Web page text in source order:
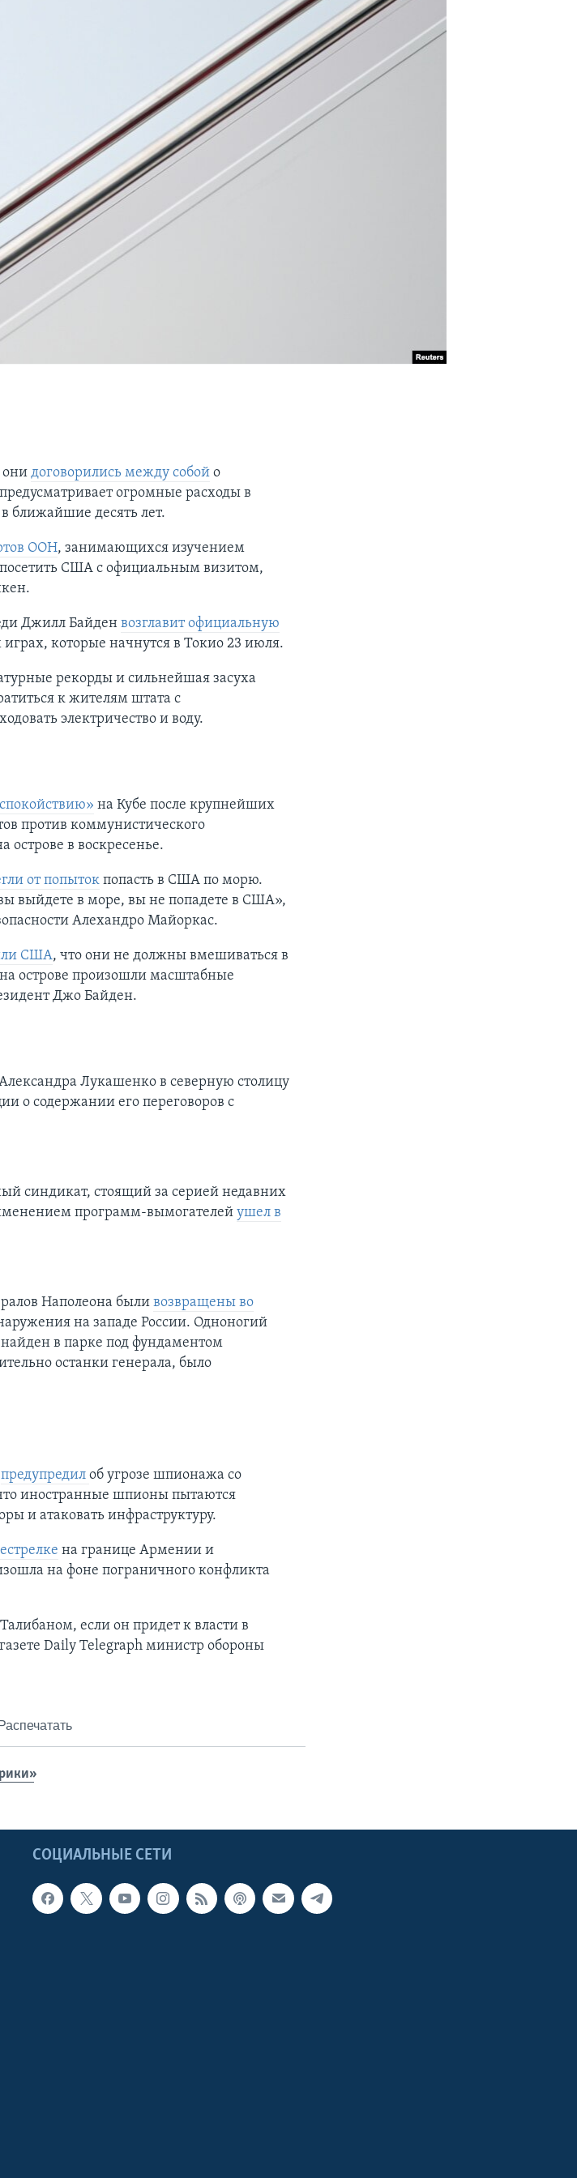
они договорились между собойо
огромные расходы в
ближайшие десять лет.
ООН, занимающихся изучением
США с официальным визитом,
Джилл Байден возглавит официальную
которые начнутся в Токио 23 июля.
рекорды и сильнейшая засуха
к жителям штата с
электричество и воду.
на Кубе после крупнейших
против коммунистического
острове в воскресенье.
от попытокпопасть в США по морю.
выйдете в море, вы не попадете в США»,
Алехандро Майоркас.
США, что они не должны вмешиваться в
острове произошли масштабные
Джо Байден.
Лукашенко в северную столицу
о содержании его переговоров с
синдикат, стоящий за серией недавних
программ-вымогателей ушел в
Наполеона были возвращены во
на западе России. Одноногий
в парке под фундаментом
останки генерала, было
предупредил об угрозе шпионажа со
иностранные шпионы пытаются
и атаковать инфраструктуру.
на границе Армении и
на фоне пограничного конфликта
если он придет к власти в
Daily Telegraph министр обороны
Распечатать
СОЦИАЛЬНЫЕ СЕТИ